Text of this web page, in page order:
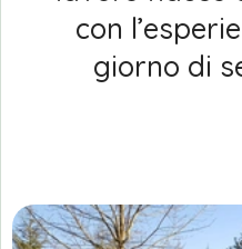
con
giorno di